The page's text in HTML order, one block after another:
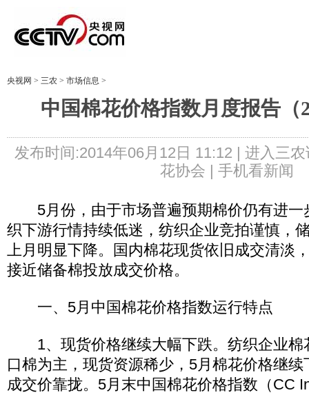
央视网 > 三农 > 市场信息 >
中国棉花价格指数月度报告（
发布时间:2014年06月12日 11:12 | 进入三农
花协会 | 手机看新闻
5月份，由于市场普遍预期棉价仍有进一
织下游行情持续低迷，纺织企业竞拍谨慎，
上月明显下降。国内棉花现货依旧成交清淡
接近储备棉投放成交价格。
一、5月中国棉花价格指数运行特点
1、现货价格继续大幅下跌。纺织企业棉
口棉为主，现货资源稀少，5月棉花价格继
成交价靠拢。5月末中国棉花价格指数（CC